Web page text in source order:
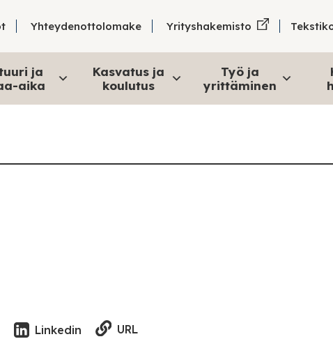
Yhteydenottolomake Yrityshakemisto
ja
aika
Kasvatus ja
koulutus
Työ ja
yrittäminen
Linkedin URL